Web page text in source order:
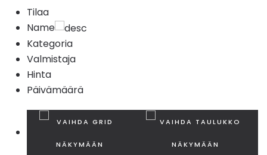
Tilaa
Name
Kategoria
Valmistaja
Hinta
Päivämäärä